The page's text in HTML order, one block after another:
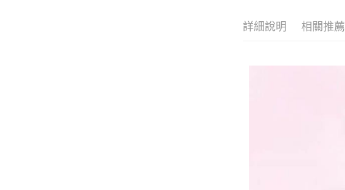
詳細說明 相關推薦